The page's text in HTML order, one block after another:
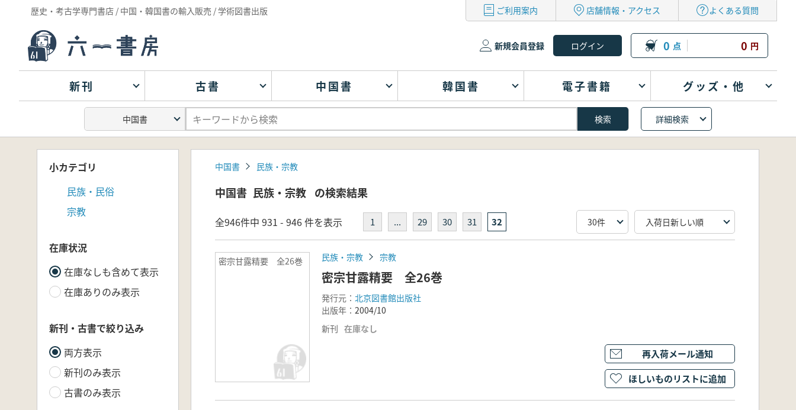
歴史・考古学専門書店 / 中国・韓国書の輸入販売 / 学術図書出版 ご利用案内 店舗情報・アクセス よくある質問
新規会員登録 0 点 0 円
新刊 古書 中国書 韓国書 電子書籍 グッズ・他
詳細検索
小カテゴリ
民族・民俗
宗教
在庫状況
在庫なしも含めて表示
在庫ありのみ表示
新刊・古書で絞り込み
両方表示
新刊のみ表示
古書のみ表示
中国書 民族・宗教
中国書 民族・宗教 の検索結果
全946件中 931 - 946 件を表示 1 ... 29 30 31 32
密宗甘露精要 全26巻 民族・宗教 宗教
密宗甘露精要 全26巻
発行元： 北京図書館出版社
出版年： 2004/10
新刊 在庫なし
再入荷メール通知
ほしいものリストに追加